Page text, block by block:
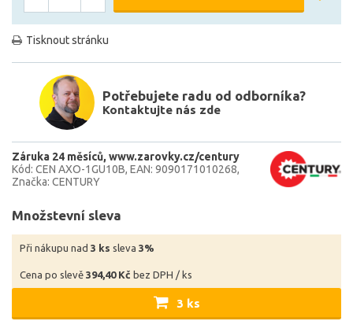
Tisknout stránku
Potřebujete radu od odborníka?
Kontaktujte nás zde
Záruka 24 měsíců www.zarovky.cz/century
Kód: CEN AXO-1GU10B EAN: 9090171010268
Značka: CENTURY
Množstevní sleva
Při nákupu nad 3 ks sleva 3%
Cena po slevě 394,40 Kč bez DPH / ks
3 ks